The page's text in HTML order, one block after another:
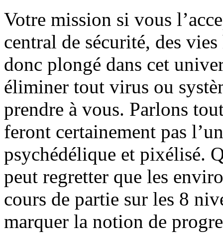
Votre mission si vous
central de sécurité, des
donc plongé dans cet
éliminer tout virus ou
prendre à vous. Parlons
feront certainement pas
psychédélique et pixélisé.
peut regretter que les
cours de partie sur les 8
marquer la notion de